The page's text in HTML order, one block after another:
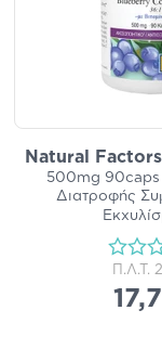
Natural
500mg
Διατροφής
Π.Λ.Τ.